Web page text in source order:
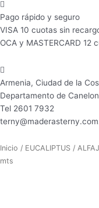
Pago rápido y seguro
VISA 10 cuotas sin
OCA y MASTERCARD 12
Armenia, Ciudad de la
Departamento de
Tel 2601 7932
Inicio / EUCALIPTUS /
mts